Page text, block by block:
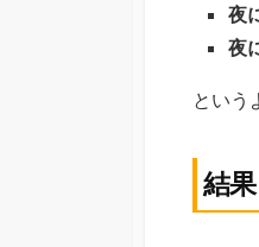
夜
夜
という
結果